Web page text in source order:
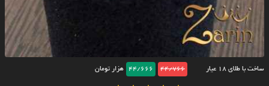
ساخت با طلای ۱۸ عیار 44/766
44/666 هزار تومان